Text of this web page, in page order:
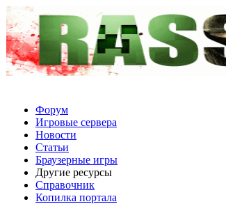
Форум
Игровые сервера
Новости
Статьи
Браузерные игры
Другие ресурсы
Справочник
Копилка портала